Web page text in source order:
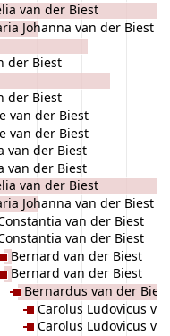
der Biest
der Biest
van der Biest
van der Biest
van der Biest
van der Biest
van der Biest
van der Biest
Johanna van der Biest
Johanna van der Biest
van der Biest
van der Biest
Bernard van der Biest
Bernard van der Biest
Bernardus van der Biest
Carolus Ludovicus
Carolus Ludovicus